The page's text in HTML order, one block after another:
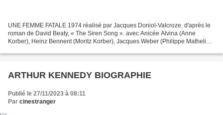
UNE FEMME FATALE 1974 réalisé par Jacques Doniol-Valcroze. d'après le
roman de David Beaty, « The Siren Song ». avec Anicée Alvina (Anne
Korber), Heinz Bennent (Moritz Korber), Jacques Weber (Philippe Mathelin),
ARTHUR KENNEDY BIOGRAPHIE
Publié le 27/11/2023 à 08:11
Par cinestranger